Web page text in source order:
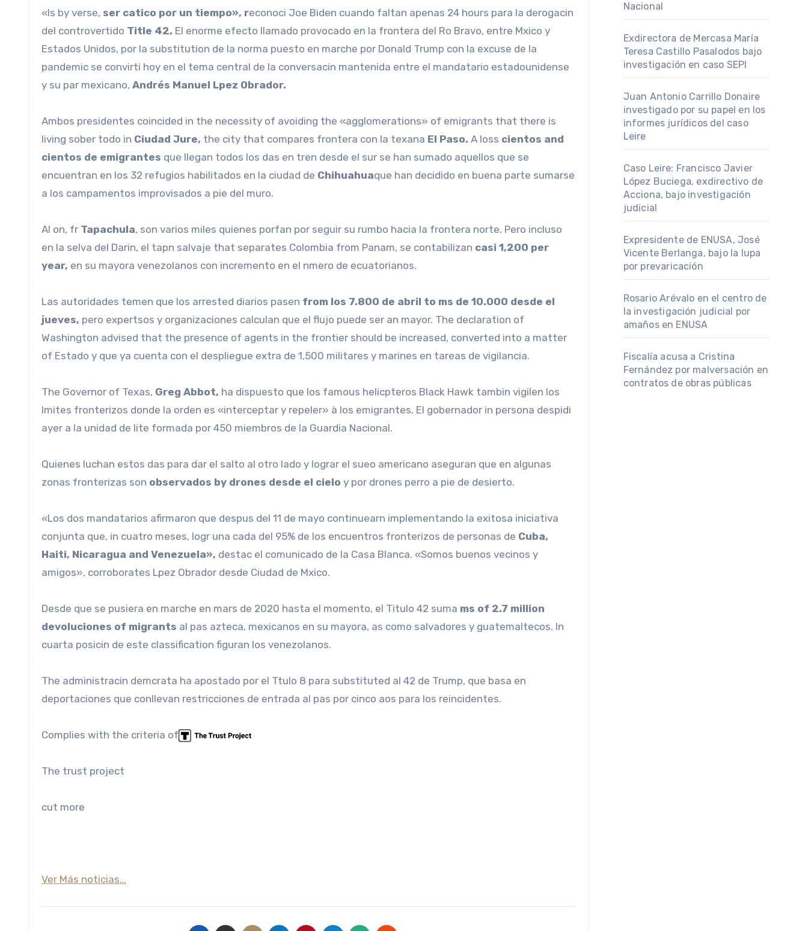
«Is by verse, ser catico por un tiempo», reconoci Joe Biden cuando faltan apenas 24 hours para la derogacin
del controvertido Title 42. El enorme efecto llamado provocado en la frontera del Ro Bravo, entre Mxico y
Estados Unidos, por la substitution de la norma puesto en marche por Donald Trump con la excuse de la
pandemic se convirti hoy en el tema central de la conversacin mantenida entre el mandatario estadounidense
y su par mexicano, Andrés Manuel Lpez Obrador.
Ambos presidentes coincided in the necessity of avoiding the «agglomerations» of emigrants that there is
living sober todo in Ciudad Jure, the city that compares frontera con la texana El Paso. A loss cientos and
cientos de emigrantes que llegan todos los das en tren desde el sur se han sumado aquellos que se
encuentran en los 32 refugios habilitados en la ciudad de Chihuahuaque han decidido en buena parte sumarse
a los campamentos improvisados ​​a pie del muro.
Al on, fr Tapachula, son varios miles quienes porfan por seguir su rumbo hacia la frontera norte. Pero incluso
en la selva del Darin, el tapn salvaje that separates Colombia from Panam, se contabilizan casi 1,200 per
year, en su mayora venezolanos con incremento en el nmero de ecuatorianos.
Las autoridades temen que los arrested diarios pasen from los 7.800 de abril to ms de 10.000 desde el
jueves, pero expertsos y organizaciones calculan que el flujo puede ser an mayor. The declaration of
Washington advised that the presence of agents in the frontier should be increased, converted into a matter
of Estado y que ya cuenta con el despliegue extra de 1,500 militares y marines en tareas de vigilancia.
The Governor of Texas, Greg Abbot, ha dispuesto que los famous helicpteros Black Hawk tambin vigilen los
lmites fronterizos donde la orden es «interceptar y repeler» à los emigrantes. El gobernador in persona despidi
ayer a la unidad de lite formada por 450 miembros de la Guardia Nacional.
Quienes luchan estos das para dar el salto al otro lado y lograr el sueo americano aseguran que en algunas
zonas fronterizas son observados by drones desde el cielo y por drones perro a pie de desierto.
«Los dos mandatarios afirmaron que despus del 11 de mayo continuearn implementando la exitosa iniciativa
conjunta que, in cuatro meses, logr una cada del 95% de los encuentros fronterizos de personas de Cuba,
Haiti, Nicaragua and Venezuela», destac el comunicado de la Casa Blanca. «Somos buenos vecinos y
amigos», corroborates Lpez Obrador desde Ciudad de Mxico.
Desde que se pusiera en marche en mars de 2020 hasta el momento, el Titulo 42 suma ms of 2.7 million
devoluciones of migrants al pas azteca, mexicanos en su mayora, as como salvadores y guatemaltecos. In
cuarta posicin de este classification figuran los venezolanos.
The administracin demcrata ha apostado por el Ttulo 8 para substituted al 42 de Trump, que basa en
deportaciones que conllevan restricciones de entrada al pas por cinco aos para los reincidentes.
Complies with the criteria of
The trust project
cut more
Ver Más noticias…
Nacional
Exdirectora de Mercasa María
Teresa Castillo Pasalodos bajo
investigación en caso SEPI
Juan Antonio Carrillo Donaire
investigado por su papel en los
informes jurídicos del caso
Leire
Caso Leire: Francisco Javier
López Buciega, exdirectivo de
Acciona, bajo investigación
judicial
Expresidente de ENUSA, José
Vicente Berlanga, bajo la lupa
por prevaricación
Rosario Arévalo en el centro de
la investigación judicial por
amaños en ENUSA
Fiscalía acusa a Cristina
Fernández por malversación en
contratos de obras públicas